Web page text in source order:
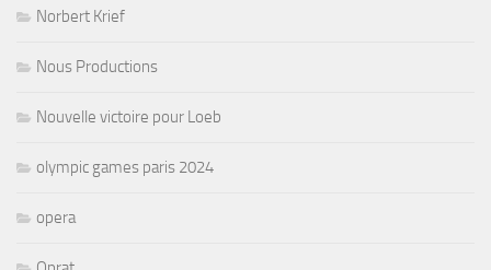
Norbert Krief
Nous Productions
Nouvelle victoire pour Loeb
olympic games paris 2024
opera